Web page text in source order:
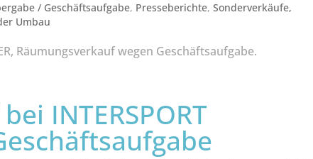
/ Geschäftsaufgabe, Presseberichte,Sonderverkäufe,
Umbau
Räumungsverkauf wegen Geschäftsaufgabe.
INTERSPORT